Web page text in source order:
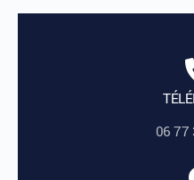
06 77